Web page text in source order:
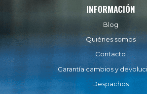
INFORMACIÓN
Blog
Quiénes somos
Contacto
Garantía cambios y
Despachos